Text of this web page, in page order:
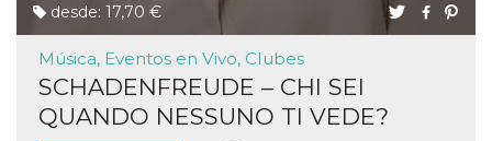
desde: 17,70 €
Música, Eventos en Vivo, Clubes
SCHADENFREUDE – CHI SEI
QUANDO NESSUNO TI VEDE?